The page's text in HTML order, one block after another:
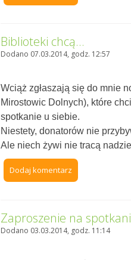
Biblioteki chcą...
Dodano 07.03.2014, godz. 12:57
Wciąż zgłaszają się do mnie
Mirostowic Dolnych), które
spotkanie u siebie.
Niestety, donatorów nie
Ale niech żywi nie tracą
Dodaj komentarz
Zaproszenie na
Dodano 03.03.2014, godz. 11:14